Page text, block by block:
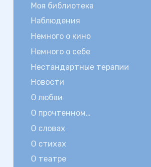
Моя библиотека
Наблюдения
Немного о кино
Немного о себе
Нестандартные терапии
Новости
О любви
О прочтенном…
О словах
О стихах
О театре